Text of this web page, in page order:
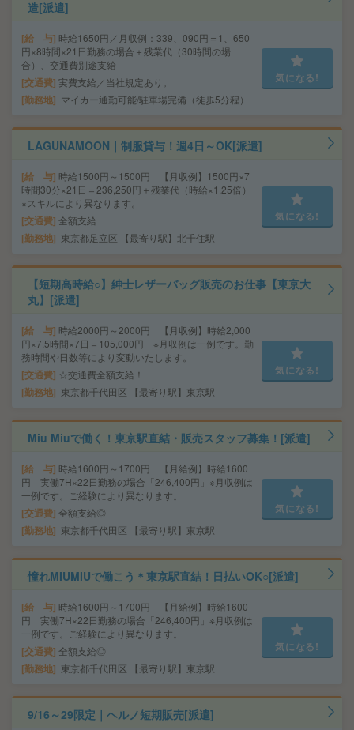
造[派遣]
給 与 時給1650円／月収例：339、090円＝1、650
円×8時間×21日勤務の場合＋残業代（30時間の場
合）、交通費別途支給
交通費 実費支給／当社規定あり。
勤務地 マイカー通勤可能/駐車場完備（徒歩5分程）
気になる!
LAGUNAMOON｜制服貸与！週4日～OK[派遣]
給 与 時給1500円～1500円 【月収例】1500円×7
時間30分×21日＝236,250円＋残業代（時給×1.25倍）
※スキルにより異なります。
交通費 全額支給
勤務地 東京都足立区 【最寄り駅】北千住駅
気になる!
【短期高時給○】紳士レザーバッグ販売のお仕事【東京大
丸】[派遣]
給 与 時給2000円～2000円 【月収例】時給2,000
円×7.5時間×7日＝105,000円 ※月収例は一例です。勤
務時間や日数等により変動いたします。
交通費 ☆交通費全額支給！
勤務地 東京都千代田区 【最寄り駅】東京駅
気になる!
Miu Miuで働く！東京駅直結・販売スタッフ募集！[派遣]
給 与 時給1600円～1700円 【月給例】時給1600
円 実働7H×22日勤務の場合「246,400円」※月収例は
一例です。ご経験により異なります。
交通費 全額支給◎
勤務地 東京都千代田区 【最寄り駅】東京駅
気になる!
憧れMIUMIUで働こう＊東京駅直結！日払いOK○[派遣]
給 与 時給1600円～1700円 【月給例】時給1600
円 実働7H×22日勤務の場合「246,400円」※月収例は
一例です。ご経験により異なります。
交通費 全額支給◎
勤務地 東京都千代田区 【最寄り駅】東京駅
気になる!
9/16～29限定｜ヘルノ短期販売[派遣]